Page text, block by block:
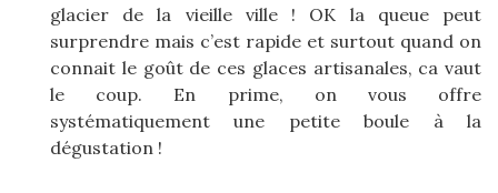
glacier de la vieille ville ! OK la queue peut
surprendre mais c’est rapide et surtout quand on
connait le goût de ces glaces artisanales, ca vaut
le coup. En prime, on vous offre
systématiquement une petite boule à la
dégustation !